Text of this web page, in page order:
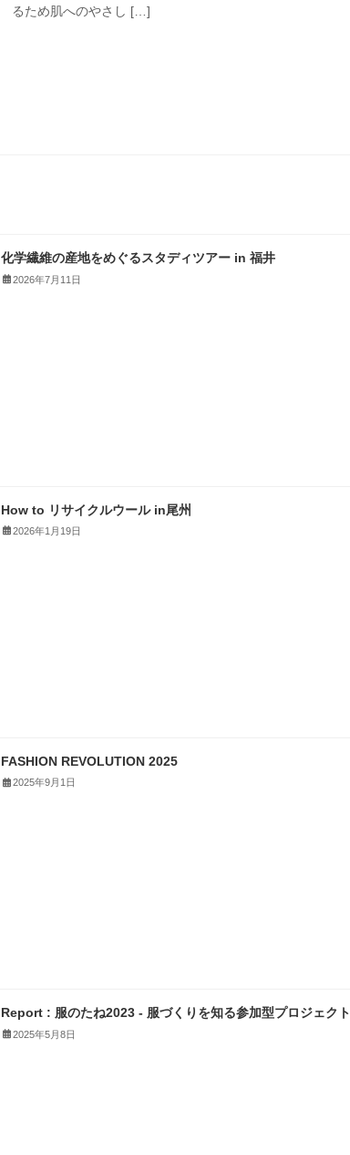
るため肌へのやさし […]
化学繊維の産地をめぐるスタディツアー in 福井
2026年7月11日
How to リサイクルウール in尾州
2026年1月19日
FASHION REVOLUTION 2025
2025年9月1日
Report : 服のたね2023 - 服づくりを知る参加型プロジェクト
2025年5月8日